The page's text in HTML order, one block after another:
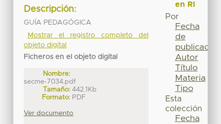
Descripción:
GUÍA PEDAGÓGICA
Mostrar el registro completo del
objeto digital
Ficheros en el objeto digital
Nombre:
secme-7034.pdf
Tamaño: 442.1Kb
Formato: PDF
Ver documento
en RI
Por
Fecha
de
publicación
Autor
Título
Materia
Tipo
Esta
colección
Fecha